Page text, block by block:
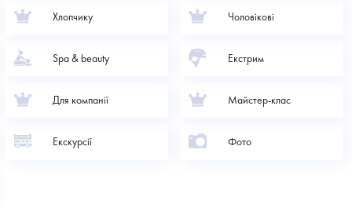
Хлопчику Чоловікові
Spa & beauty Екстрим
Для компанії Майстер-клас
Екскурсії Фото